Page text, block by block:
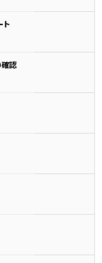
ト
確認